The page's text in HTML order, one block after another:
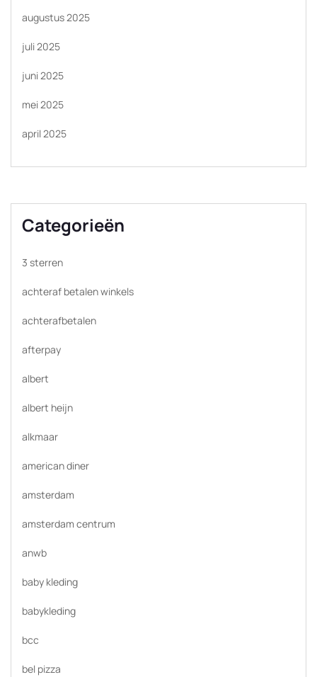
augustus 2025
juli 2025
juni 2025
mei 2025
april 2025
Categorieën
3 sterren
achteraf betalen winkels
achterafbetalen
afterpay
albert
albert heijn
alkmaar
american diner
amsterdam
amsterdam centrum
anwb
baby kleding
babykleding
bcc
bel pizza